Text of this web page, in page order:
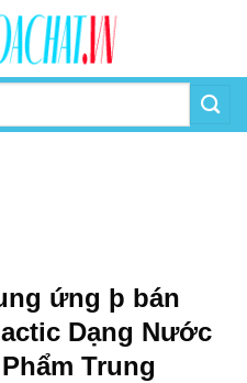
ứng þ bán
Dạng Nước
Trung